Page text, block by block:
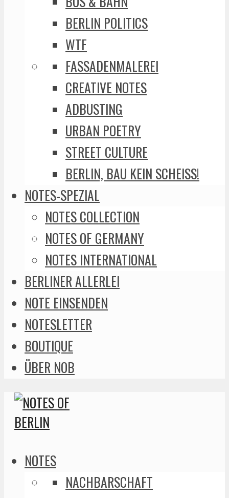
BERLIN POLITICS
WTF
FASSADENMALEREI
CREATIVE NOTES
ADBUSTING
URBAN POETRY
STREET CULTURE
BERLIN, BAU KEIN SCHEISS!
NOTES-SPEZIAL
NOTES COLLECTION
NOTES OF GERMANY
NOTES INTERNATIONAL
BERLINER ALLERLEI
NOTE EINSENDEN
NOTESLETTER
BOUTIQUE
ÜBER NOB
NOTES
NACHBARSCHAFT